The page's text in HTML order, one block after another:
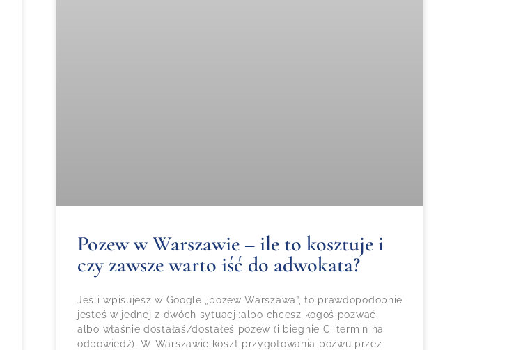
Pozew w Warszawie – ile to kosztuje i
czy zawsze warto iść do adwokata?
Jeśli wpisujesz w Google „pozew Warszawa”, to prawdopodobnie
jesteś w jednej z dwóch sytuacji:albo chcesz kogoś pozwać,
albo właśnie dostałaś/dostałeś pozew (i biegnie Ci termin na
odpowiedź). W Warszawie koszt przygotowania pozwu przez